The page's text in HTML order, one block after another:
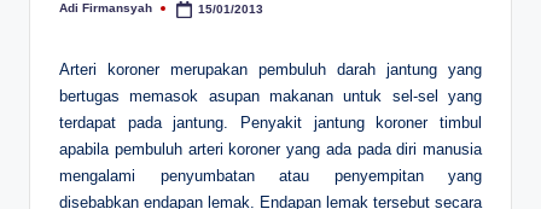
Posted
Adi Firmansyah 15/01/2013
Arteri koroner merupakan pembuluh darah jantung yang
bertugas memasok asupan makanan untuk sel-sel yang
terdapat pada jantung. Penyakit jantung koroner timbul
apabila pembuluh arteri koroner yang ada pada diri manusia
mengalami penyumbatan atau penyempitan yang
disebabkan endapan lemak. Endapan lemak tersebut secara